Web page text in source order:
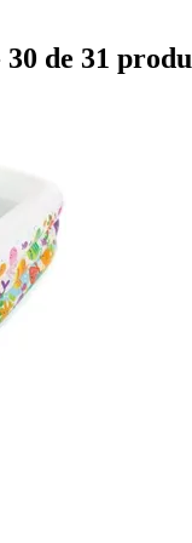
de 31